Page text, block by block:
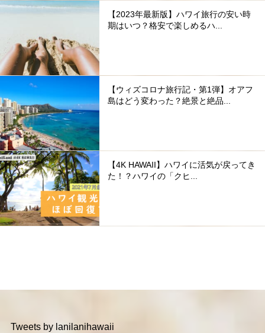
【2023年最新版】ハワイ旅行の安い時
期はいつ？格安で楽しめるハ...
【ウィズコロナ旅行記・第1弾】オアフ
島はどう変わった？絶景と絶品...
【4K HAWAII】ハワイに活気が戻ってき
た！？ハワイの「クヒ...
Tweets by lanilanihawaii